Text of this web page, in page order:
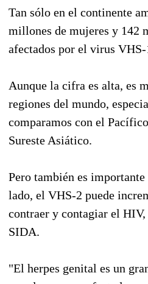
Tan sólo en el continente
millones de mujeres y 142
afectados por el virus VHS-
Aunque la cifra es alta, es
regiones del mundo,
comparamos con el
Sureste Asiático.
Pero también es
lado, el VHS-2 puede
contraer y contagiar el
SIDA.
"El herpes genital es un